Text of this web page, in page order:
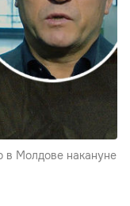
в Молдове накануне